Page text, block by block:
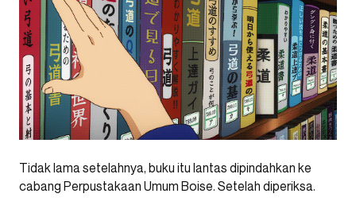
Tidak lama setelahnya, buku itu lantas dipindahkan ke
cabang Perpustakaan Umum Boise. Setelah diperiksa.